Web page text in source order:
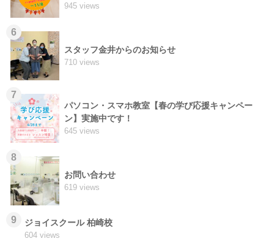
945 views
6
スタッフ金井からのお知らせ
710 views
7
パソコン・スマホ教室【春の学び応援キャンペー
ン】実施中です！
645 views
8
お問い合わせ
619 views
9 ジョイスクール 柏崎校
604 views